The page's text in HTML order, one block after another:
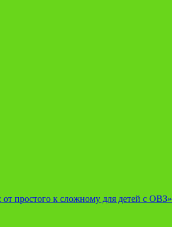
простого к сложному для детей с ОВЗ»